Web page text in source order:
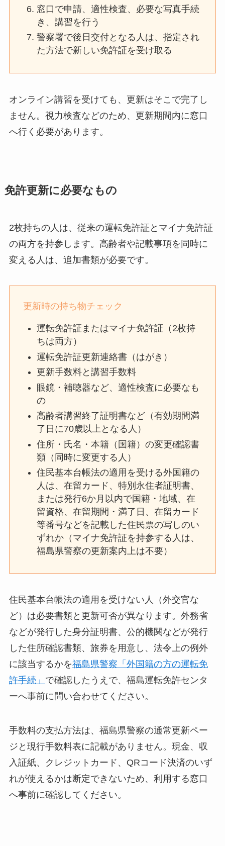
窓口で申請、適性検査、必要な写真手続
き、講習を行う
警察署で後日交付となる人は、指定され
た方法で新しい免許証を受け取る
オンライン講習を受けても、更新はそこで完了し
ません。視力検査などのため、更新期間内に窓口
へ行く必要があります。
免許更新に必要なもの
2枚持ちの人は、従来の運転免許証とマイナ免許証
の両方を持参します。高齢者や記載事項を同時に
変える人は、追加書類が必要です。
更新時の持ち物チェック
運転免許証またはマイナ免許証（2枚持
ちは両方）
運転免許証更新連絡書（はがき）
更新手数料と講習手数料
眼鏡・補聴器など、適性検査に必要なも
の
高齢者講習終了証明書など（有効期間満
了日に70歳以上となる人）
住所・氏名・本籍（国籍）の変更確認書
類（同時に変更する人）
住民基本台帳法の適用を受ける外国籍の
人は、在留カード、特別永住者証明書、
または発行6か月以内で国籍・地域、在
留資格、在留期間・満了日、在留カード
等番号などを記載した住民票の写しのい
ずれか（マイナ免許証を持参する人は、
福島県警察の更新案内上は不要）
住民基本台帳法の適用を受けない人（外交官な
ど）は必要書類と更新可否が異なります。外務省
などが発行した身分証明書、公的機関などが発行
した住所確認書類、旅券を用意し、法令上の例外
に該当するかを福島県警察「外国籍の方の運転免
許手続」 で確認したうえで、福島運転免許センタ
ーへ事前に問い合わせてください。
手数料の支払方法は、福島県警察の通常更新ペー
ジと現行手数料表に記載がありません。現金、収
入証紙、クレジットカード、QRコード決済のいず
れが使えるかは断定できないため、利用する窓口
へ事前に確認してください。